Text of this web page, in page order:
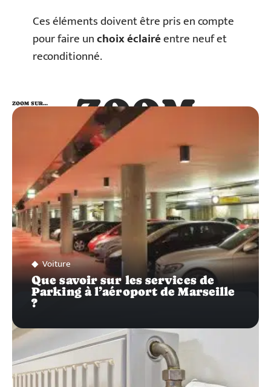
Ces éléments doivent être pris en compte
pour faire unchoix éclairéentre neuf et
reconditionné.
ZOOM
SUR…
ZOOM SUR…
Voiture
Que savoir sur les services de
Parking à l’aéroport de Marseille
?